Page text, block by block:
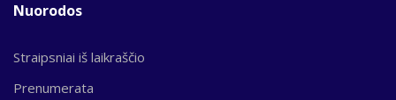
Nuorodos
Straipsniai iš laikraščio
Prenumerata